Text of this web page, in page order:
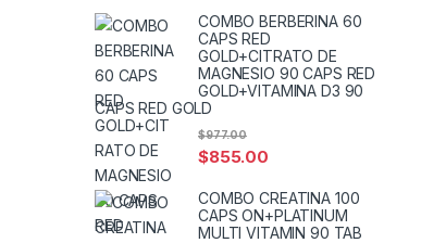
COMBO BERBERINA 60
CAPS RED
GOLD+CITRATO DE
MAGNESIO 90 CAPS RED
GOLD+VITAMINA D3 90
CAPS RED GOLD
$855.00
$977.00
COMBO CREATINA 100
CAPS ON+PLATINUM
MULTI VITAMIN 90 TAB